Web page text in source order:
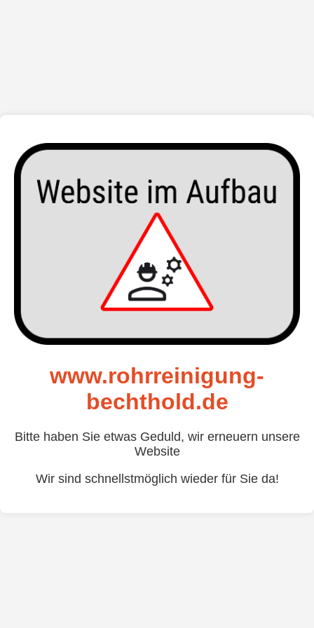
www.rohrreinigung-
bechthold.de
Bitte haben Sie etwas Geduld, wir erneuern unsere
Website
Wir sind schnellstmöglich wieder für Sie da!